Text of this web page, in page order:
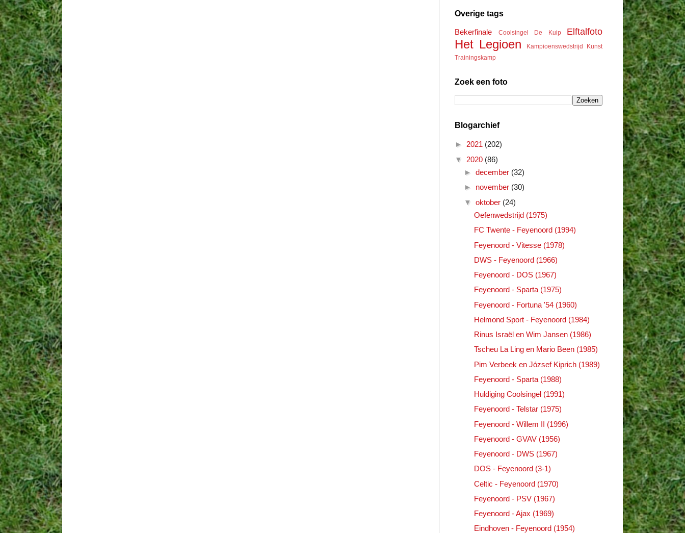
Overige tags
Bekerfinale Coolsingel De Kuip Elftalfoto
Het Legioen Kampioenswedstrijd
Kunst
Trainingskamp
Zoek een foto
Blogarchief
► 2021 (202)
▼ 2020 (86)
► december (32)
► november (30)
▼ oktober (24)
Oefenwedstrijd (1975)
FC Twente - Feyenoord (1994)
Feyenoord - Vitesse (1978)
DWS - Feyenoord (1966)
Feyenoord - DOS (1967)
Feyenoord - Sparta (1975)
Feyenoord - Fortuna '54 (1960)
Helmond Sport - Feyenoord (1984)
Rinus Israël en Wim Jansen (1986)
Tscheu La Ling en Mario Been (1985)
Pim Verbeek en József Kiprich (1989)
Feyenoord - Sparta (1988)
Huldiging Coolsingel (1991)
Feyenoord - Telstar (1975)
Feyenoord - Willem II (1996)
Feyenoord - GVAV (1956)
Feyenoord - DWS (1967)
DOS - Feyenoord (3-1)
Celtic - Feyenoord (1970)
Feyenoord - PSV (1967)
Feyenoord - Ajax (1969)
Eindhoven - Feyenoord (1954)